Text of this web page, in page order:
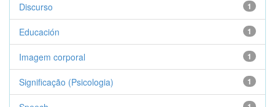
1
Discurso
1
Educación
1
Imagem corporal
1
Significação (Psicologia)